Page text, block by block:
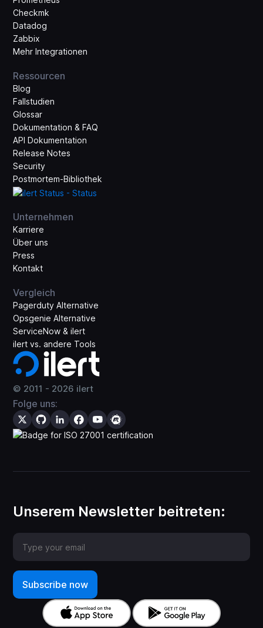
© 2011 - 2026 ilert
Folge uns:
Checkmk
Datadog
Zabbix
Mehr Integrationen
Ressourcen
Blog
Fallstudien
Glossar
Dokumentation & FAQ
API Dokumentation
Release Notes
Security
Postmortem-Bibliothek
Unternehmen
Karriere
Über uns
Press
Kontakt
Vergleich
Pagerduty Alternative
Opsgenie Alternative
ServiceNow & ilert
ilert vs. andere Tools
Unserem Newsletter beitreten: